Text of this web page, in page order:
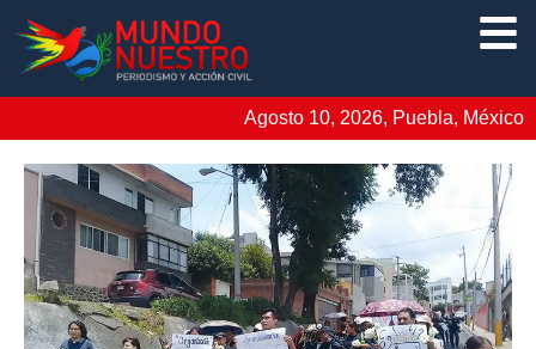
Agosto 10, 2026, Puebla, México